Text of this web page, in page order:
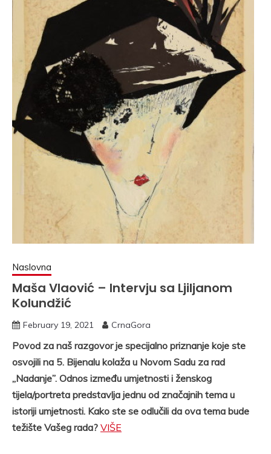
Naslovna
Maša Vlaović – Intervju sa Ljiljanom
Kolundžić
February 19, 2021 CrnaGora
Povod za naš razgovor je specijalno priznanje koje ste
osvojili na 5. Bijenalu kolaža u Novom Sadu za rad
,,Nadanje”. Odnos između umjetnosti i ženskog
tijela/portreta predstavlja jednu od značajnih tema u
istoriji umjetnosti. Kako ste se odlučili da ova tema bude
težište Vašeg rada? VIŠE